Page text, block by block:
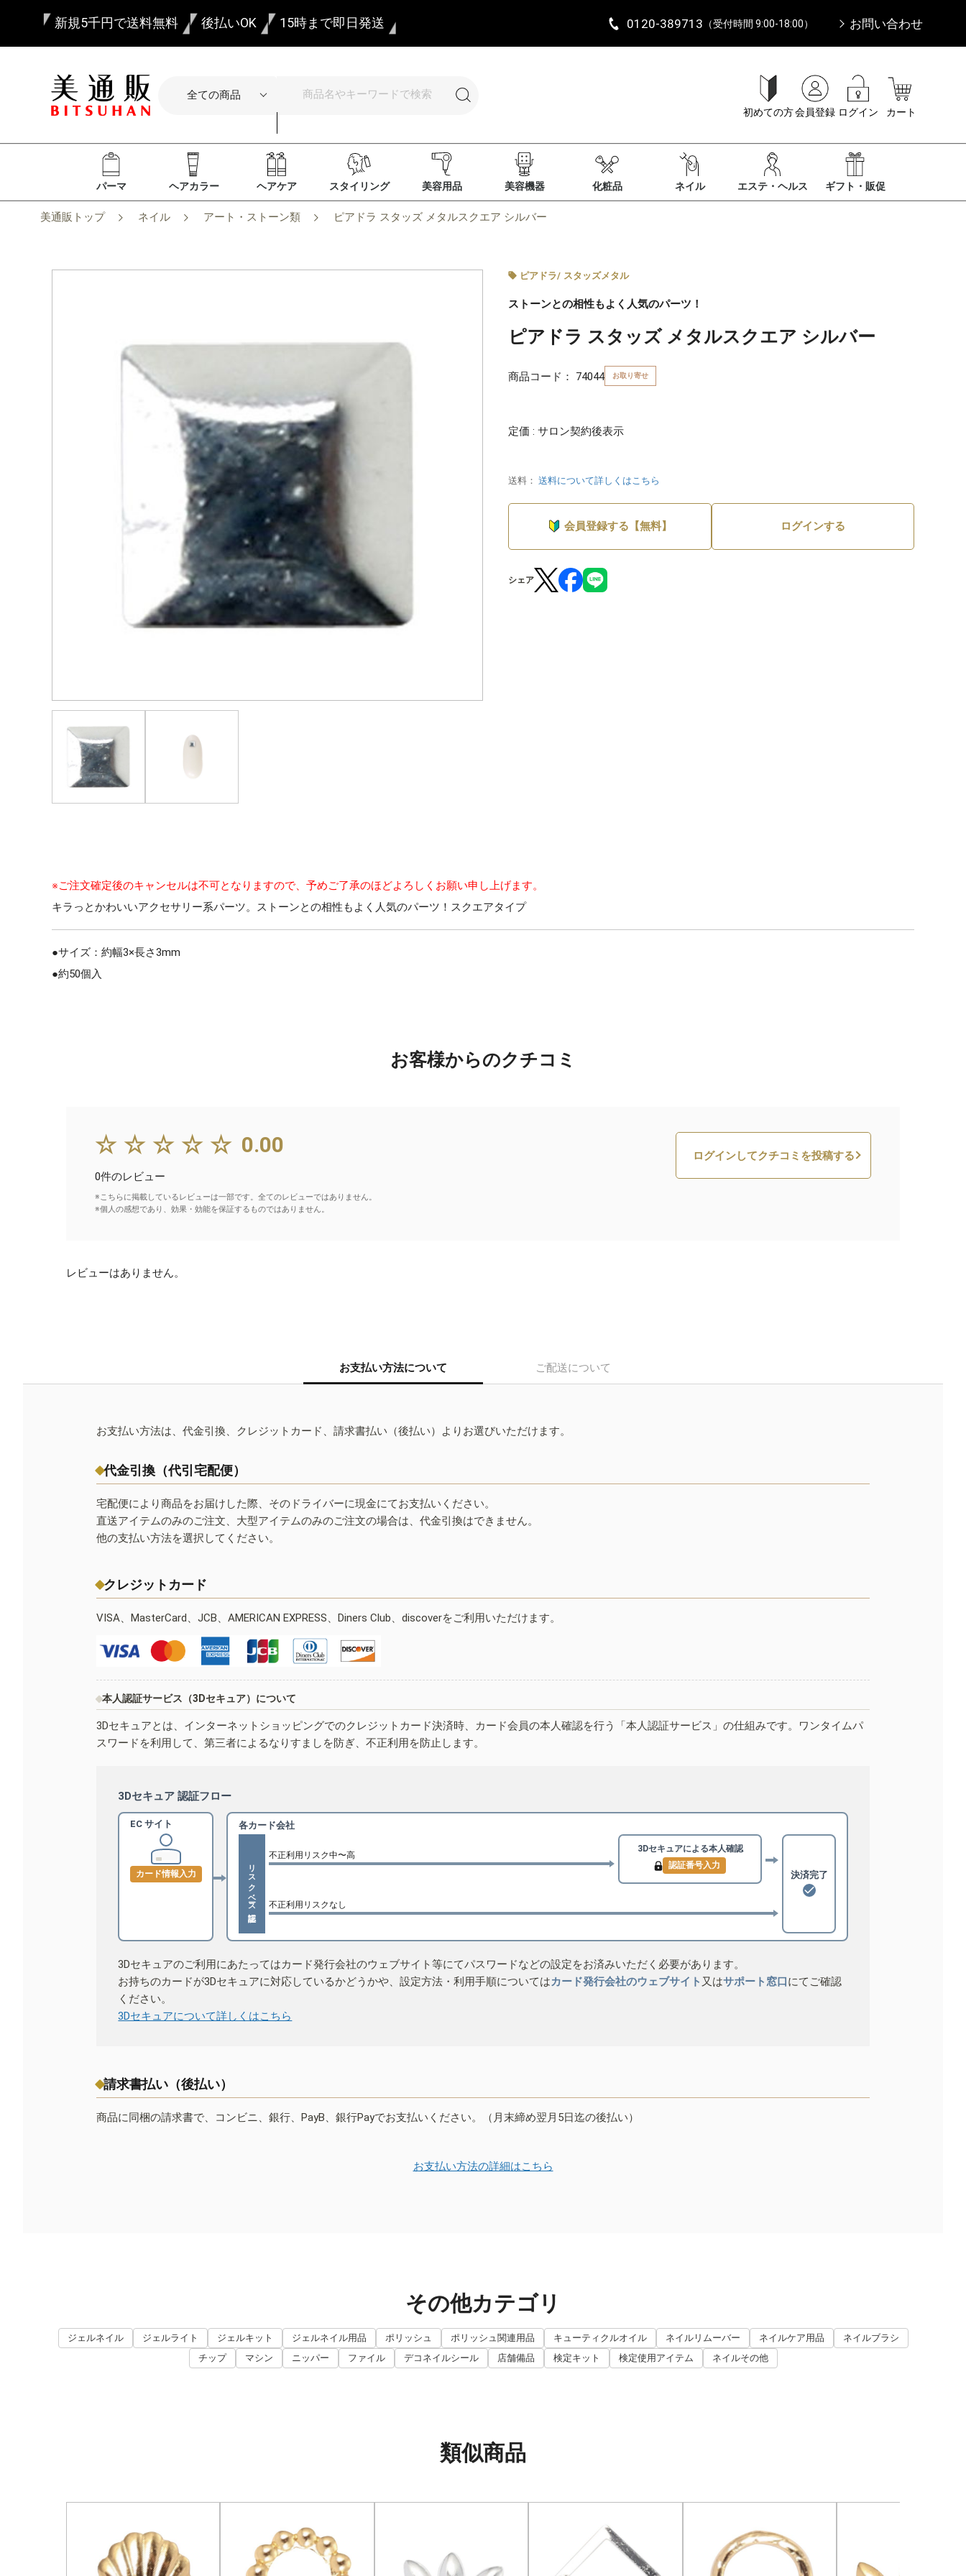
新規5千円で送料無料 後払いOK 15時まで即日発送 0120-389713 （受付時間 9:00-18:00） お問い合わせ
初めての方会員登録 ログイン カート
パーマ ヘアカラー ヘアケア スタイリング 美容用品 美容機器 化粧品 ネイル エステ・ヘルス ギフト・販促
美通販トップ ネイル アート・ストーン類 ピアドラ スタッズ メタルスクエア シルバー
ピアドラ/ スタッズメタル
ストーンとの相性もよく人気のパーツ！
ピアドラ スタッズ メタルスクエア シルバー
商品コード： 74044 お取り寄せ
定価 : サロン契約後表示
送料： 送料について詳しくはこちら
会員登録する【無料】 ログインする
シェア
※ご注文確定後のキャンセルは不可となりますので、予めご了承のほどよろしくお願い申し上げます。
キラっとかわいいアクセサリー系パーツ。ストーンとの相性もよく人気のパーツ！スクエアタイプ
●サイズ：約幅3×長さ3mm
●約50個入
お客様からのクチコミ
☆☆☆☆☆ 0.00
0件のレビュー
※こちらに掲載しているレビューは一部です。全てのレビューではありません。
※個人の感想であり、効果・効能を保証するものではありません。
ログインしてクチコミを投稿する
レビューはありません。
お支払い方法について ご配送について
お支払い方法は、代金引換、クレジットカード、請求書払い（後払い）よりお選びいただけます。
代金引換（代引宅配便）
宅配便により商品をお届けした際、そのドライバーに現金にてお支払いください。
直送アイテムのみのご注文、大型アイテムのみのご注文の場合は、代金引換はできません。
他の支払い方法を選択してください。
クレジットカード
VISA、MasterCard、JCB、AMERICAN EXPRESS、Diners Club、discoverをご利用いただけます。
本人認証サービス（3Dセキュア）について
3Dセキュアとは、インターネットショッピングでのクレジットカード決済時、カード会員の本人確認を行う「本人認証サービス」の仕組みです。ワンタイムパ
スワードを利用して、第三者によるなりすましを防ぎ、不正利用を防止します。
3Dセキュア 認証フロー
EC サイト
カード情報入力
各カード会社
リスクベース認証
不正利用リスク中〜高
3Dセキュアによる本人確認
認証番号入力
不正利用リスクなし
決済完了
3Dセキュアのご利用にあたってはカード発行会社のウェブサイト等にてパスワードなどの設定をお済みいただく必要があります。
お持ちのカードが3Dセキュアに対応しているかどうかや、設定方法・利用手順についてはカード発行会社のウェブサイト 又はサポート窓口にてご確認
ください。
3Dセキュアについて詳しくはこちら
請求書払い（後払い）
商品に同梱の請求書で、コンビニ、銀行、PayB、銀行Payでお支払いください。（月末締め翌月5日迄の後払い）
お支払い方法の詳細はこちら
その他カテゴリ
ジェルネイル ジェルライト ジェルキット ジェルネイル用品 ポリッシュ ポリッシュ関連用品 キューティクルオイル ネイルリムーバー ネイルケア用品
ネイルブラシ
チップ
マシン ニッパー ファイル デコネイルシール 店舗備品 検定キット 検定使用アイテム ネイルその他
類似商品